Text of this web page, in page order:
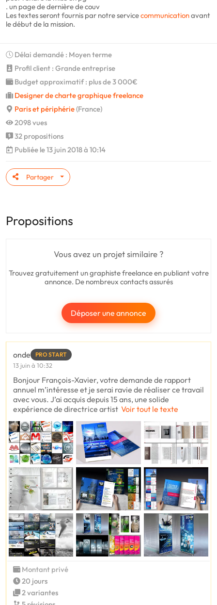
. un page de dernière de couv
Les textes seront fournis par notre servicecommunicationavant
le début de la mission.
Délai demandé : Moyen terme
Profil client : Grande entreprise
Budget approximatif : plus de 3 000€
Designer de charte graphique freelance
Paris et périphérie(France)
2098 vues
32 propositions
Publiée le 13 juin 2018 à 10:14
Partager
Propositions
Vous avez un projet similaire ?
Trouvez gratuitement un graphiste freelance en publiant votre
annonce. De nombreux contacts assurés
Déposer une annonce
onde PRO START
13 juin à 10:32
Bonjour François-Xavier, votre demande de rapport
annuel m’intéresse et je serai ravie de réaliser ce travail
avec vous. J’ai acquis depuis 15 ans, une solide
expérience de directrice artist Voir tout le texte
Montant privé
20 jours
2 variantes